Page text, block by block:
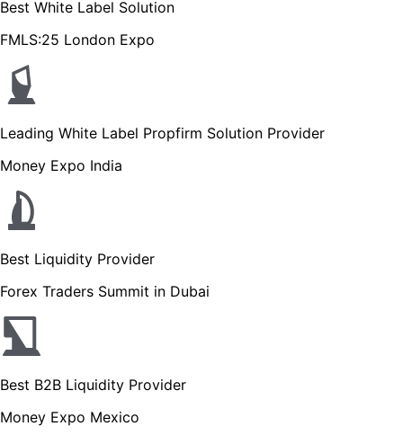
Best White Label Solution
FMLS:25 London Expo
Leading White Label Propfirm Solution Provider
Money Expo India
Best Liquidity Provider
Forex Traders Summit in Dubai
Best B2B Liquidity Provider
Money Expo Mexico